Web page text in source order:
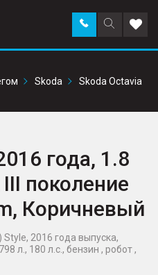
Поиск
по
Заказать
звонок в
Skoda Skoda Octavia
года, 1.8
поколение
Коричневый
2016 года выпуска,
л., 180 л.с., бензин , робот ,